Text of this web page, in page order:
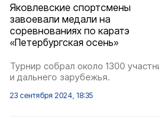
Яковлевские спортсмены
завоевали медали на
соревнованиях по каратэ
«Петербургская осень»
Турнир собрал около 1300
и дальнего зарубежья.
23 сентября 2024, 18:35